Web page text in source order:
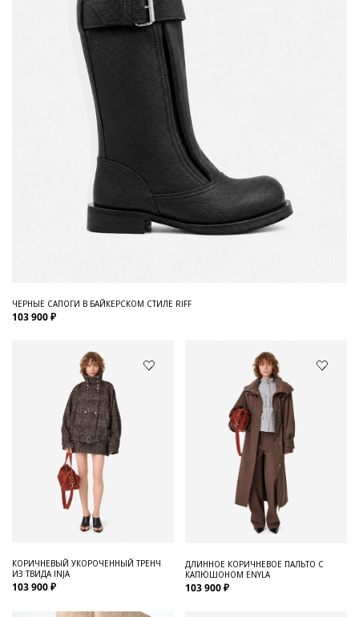
ЧЕРНЫЕ САПОГИ В БАЙКЕРСКОМ СТИЛЕ RIFF
103 900 ₽
КОРИЧНЕВЫЙ УКОРОЧЕННЫЙ ТРЕНЧ
ИЗ ТВИДА INJA
103 900 ₽
ДЛИННОЕ КОРИЧНЕВОЕ ПАЛЬТО С
КАПЮШОНОМ ENYLA
103 900 ₽